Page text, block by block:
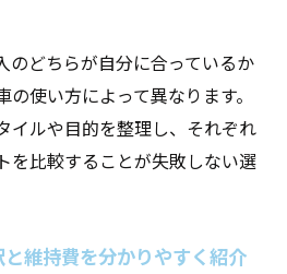
中古車選びのチェックポイ
サービスの家計比較を解説
車利用のコツとは
のどちらが自分に合っているか
使い方によって異なります。
イルや目的を整理し、それぞれ
を比較することが失敗しない選
維持費を分かりやすく紹介